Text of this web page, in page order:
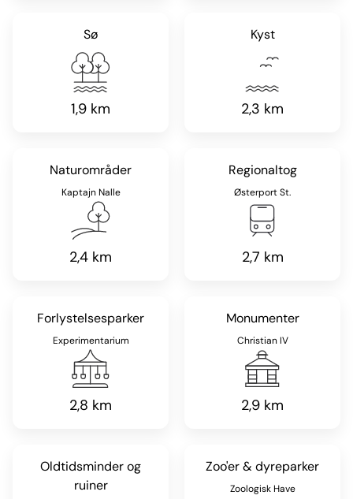
Sø
1,9 km
Kyst
2,3 km
Naturområder
Kaptajn Nalle
2,4 km
Regionaltog
Østerport St.
2,7 km
Forlystelsesparker
Experimentarium
2,8 km
Monumenter
Christian IV
2,9 km
Oldtidsminder og
ruiner
Zoo'er & dyreparker
Zoologisk Have